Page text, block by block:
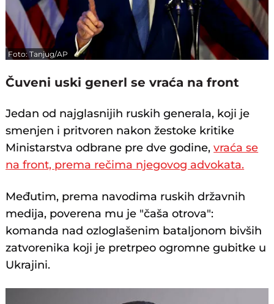
Foto: Tanjug/AP
Čuveni uski generl se vraća na front
Jedan od najglasnijih ruskih generala, koji je
smenjen i pritvoren nakon žestoke kritike
Ministarstva odbrane pre dve godine,vraća se
na front, prema rečima njegovog advokata.
Međutim, prema navodima ruskih državnih
medija, poverena mu je "čaša otrova":
komanda nad ozloglašenim bataljonom bivših
zatvorenika koji je pretrpeo ogromne gubitke u
Ukrajini.